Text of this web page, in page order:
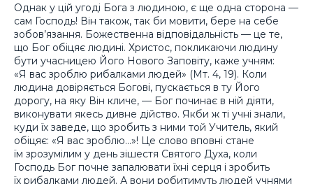
Однак у цій угоді Бога з людиною, є ще одна сторона —
сам Господь! Він також, так би мовити, бере на себе
зобов’язання. Божественна відповідальність — це те,
що Бог обіцяє людині. Христос, покликаючи людину
бути учасницею Його Нового Заповіту, каже учням:
«Я вас зроблю рибалками людей» (Мт. 4, 19). Коли
людина довіряється Богові, пускається в ту Його
дорогу, на яку Він кличе, — Бог починає в ній діяти,
виконувати якесь дивне дійство. Якби ж ті учні знали,
куди їх заведе, що зробить з ними той Учитель, який
обіцяє: «Я вас зроблю…»! Це слово вповні стане
їм зрозумілим у день зішестя Святого Духа, коли
Господь Бог почне запалювати їхні серця і зробить
їх рибалками людей. А вони робитимуть людей учнями